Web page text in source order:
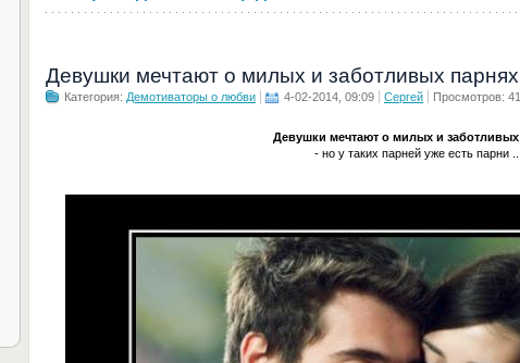
Девушки мечтают о милых и заботливых парнях
Категория: Демотиваторы о любви 4-02-2014, 09:09 Сергей Просмотров:
Девушки мечтают о милых и заботливых
- но у таких парней уже есть парни